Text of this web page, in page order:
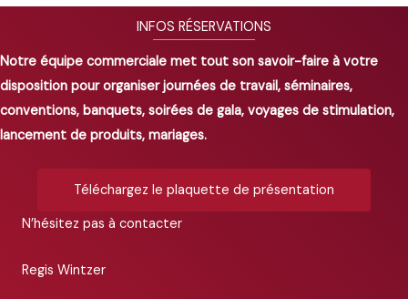
INFOS RÉSERVATIONS
Notre équipe commerciale met tout son savoir-faire à votre
disposition pour organiser journées de travail, séminaires,
conventions, banquets, soirées de gala, voyages de stimulation,
lancement de produits, mariages.
Téléchargez le plaquette de présentation
N’hésitez pas à contacter
Regis Wintzer